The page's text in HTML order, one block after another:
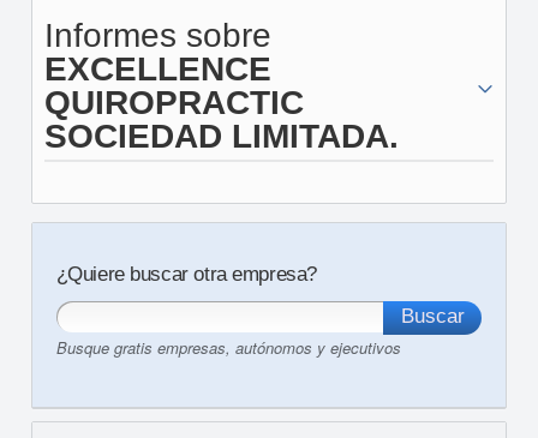
Informes sobre
EXCELLENCE
QUIROPRACTIC
SOCIEDAD LIMITADA.
¿Quiere buscar otra empresa?
Busque gratis empresas, autónomos y ejecutivos